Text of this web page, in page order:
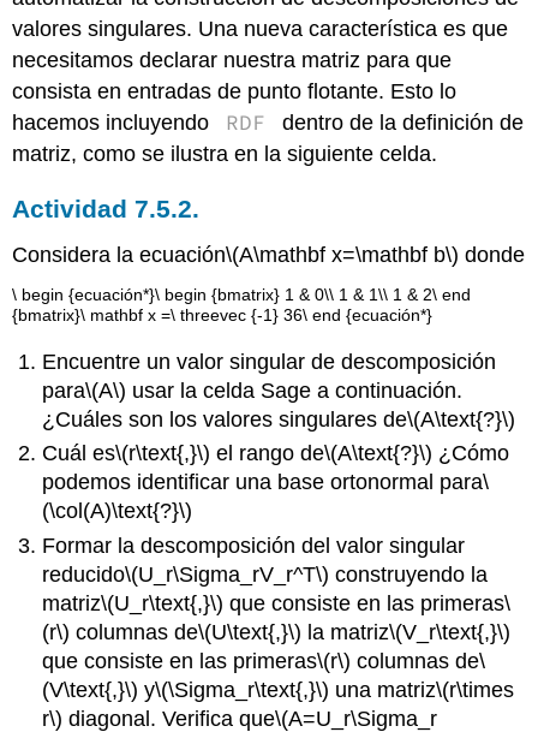
valores singulares. Una nueva característica es que
necesitamos declarar nuestra matriz para que
consista en entradas de punto flotante. Esto lo
hacemos incluyendo
RDF
dentro de la definición de
matriz, como se ilustra en la siguiente celda.
Actividad 7.5.2.
Considera la ecuación\(A\mathbf x=\mathbf b\) donde
\ begin {ecuación*}\ begin {bmatrix} 1 & 0\\ 1 & 1\\ 1 & 2\ end
{bmatrix}\ mathbf x =\ threevec {-1} 36\ end {ecuación*}
Encuentre un valor singular de descomposición
para\(A\) usar la celda Sage a continuación.
¿Cuáles son los valores singulares de\(A\text{?}\)
Cuál es\(r\text{,}\) el rango de\(A\text{?}\) ¿Cómo
podemos identificar una base ortonormal para\
(\col(A)\text{?}\)
Formar la descomposición del valor singular
reducido\(U_r\Sigma_rV_r^T\) construyendo la
matriz\(U_r\text{,}\) que consiste en las primeras\
(r\) columnas de\(U\text{,}\) la matriz\(V_r\text{,}\)
que consiste en las primeras\(r\) columnas de\
(V\text{,}\) y\(\Sigma_r\text{,}\) una matriz\(r\times
r\) diagonal. Verifica que\(A=U_r\Sigma_r